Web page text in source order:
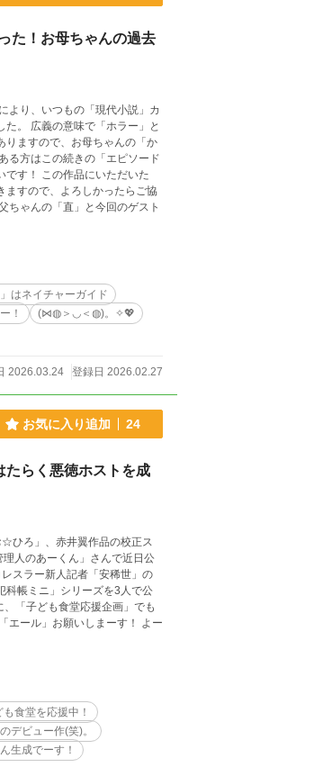
た！お母ちゃんの過去
より、いつもの「現代小説」カ
。 広義の意味で「ホラー」と
りますので、お母ちゃんの「か
る方はこの続きの「エピソード
です！ この作品にいただいた
ますので、よろしかったらご協
ちゃんの「直」と今回のゲスト
はネイチャーガイド
！
(⋈◍＞◡＜◍)。✧💖
2026.03.24 登録日 2026.02.27
お気に入り追加 24
らく悪徳ホストを成
人のあーくん」さんで近日公
スラー新人記者「安稀世」の
科帳ミニ」シリーズを3人で公
エール」お願いしまーす！ よー
食堂を応援中！
デビュー作(笑)。
生成でーす！